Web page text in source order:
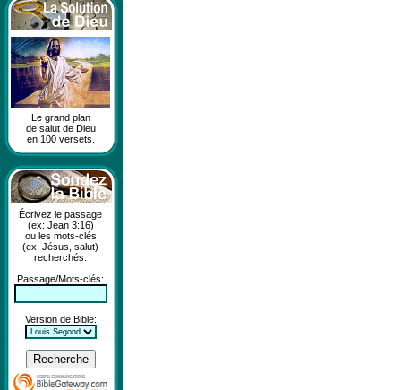
Le grand plan
de salut de Dieu
en 100 versets.
Écrivez le passage
(ex: Jean 3:16)
ou les mots-clés
(ex: Jésus, salut)
recherchés.
Passage/Mots-clés:
Version de Bible: